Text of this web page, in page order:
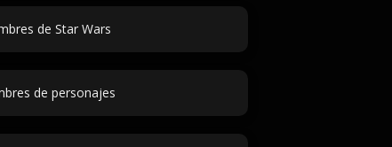
de Star Wars
de personajes